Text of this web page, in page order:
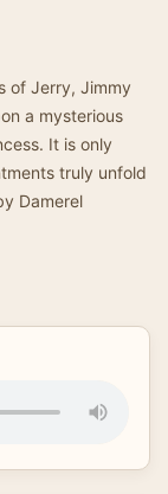
of Jerry, Jimmy
a mysterious
It is only
truly unfold
Damerel